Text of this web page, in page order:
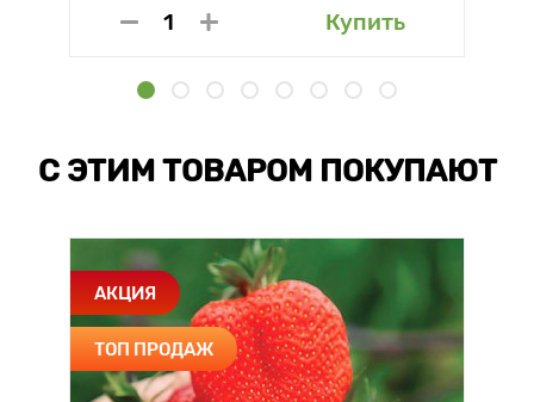
Купить
С ЭТИМ ТОВАРОМ ПОКУПАЮТ
АКЦИЯ
ТОП ПРОДАЖ